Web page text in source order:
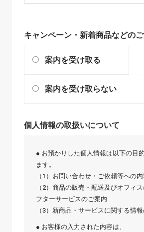
キャンペーン・新着商品などの
案内を受け取る
案内を受け取らない
個人情報の取扱いについて
● お預かりした個人情報は以下の目
ます。
（1）お問い合わせ・ご依頼等への
（2）商品の販売・配送及びオフィ
フターサービスのご案内
（3）新商品・サービスに関する情
● お客様の入力された内容は、